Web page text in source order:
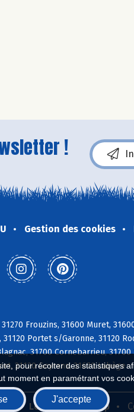
pour récolter des statistiques
moment en paramétrant vos
J'accepte
!
Gestion des cookies
Frouzins, 31600 Muret,
Portet s/Garonne, 31120
31700 Cornebarrieu,
31120 Goyrans, 31670 Labège
Le réseau Biocoop